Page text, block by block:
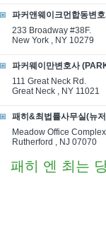
파커앤웨이크먼합동변
233 Broadway #38F.
New York , NY 10279
파커웨이만변호사
111 Great Neck Rd.
Great Neck , NY 11021
패히&최법률사무실(뉴
Meadow Office
Rutherford , NJ 07070
패히 엔 최는